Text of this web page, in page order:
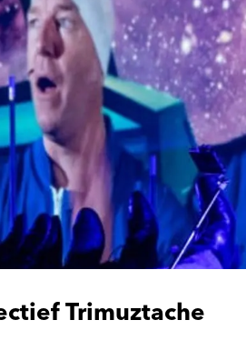
Trimuztache